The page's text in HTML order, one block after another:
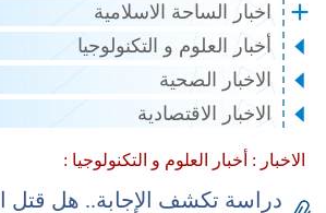
اخبار الساحة الاسلامية
أخبار العلوم و التكنولوجيا
الاخبار الصحية
الاخبار الاقتصادية
الاخبار : أخبار العلوم و التكنولوجيا :
دراسة تكشف الإجابة.. هل قتل